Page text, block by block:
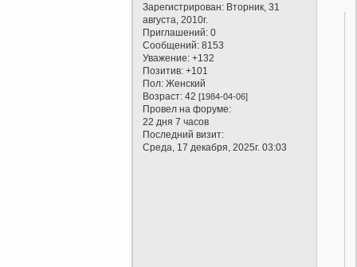
Зарегистрирован: Вторник, 31
августа, 2010г.
Приглашений: 0
Сообщений: 8153
Уважение: +132
Позитив: +101
Пол: Женский
Возраст: 42[1984-04-06]
Провел на форуме:
22 дня 7 часов
Последний визит:
Среда, 17 декабря, 2025г. 03:03